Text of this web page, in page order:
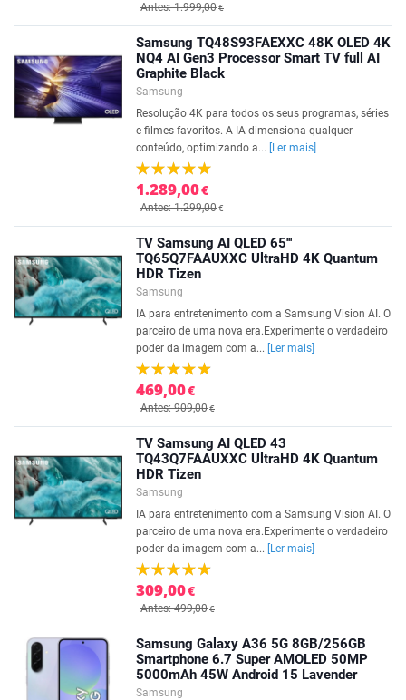
Antes: 1.999,00€
Samsung TQ48S93FAEXXC 48K OLED 4K
NQ4 AI Gen3 Processor Smart TV full AI
Graphite Black
Samsung
Resolução 4K para todos os seus programas, séries
e filmes favoritos. A IA dimensiona qualquer
conteúdo, optimizando a...
[Ler mais]
1.289,00€
Antes: 1.299,00€
TV Samsung AI QLED 65'''
TQ65Q7FAAUXXC UltraHD 4K Quantum
HDR Tizen
Samsung
IA para entretenimento com a Samsung Vision AI. O
parceiro de uma nova era.Experimente o verdadeiro
poder da imagem com a...
[Ler mais]
469,00€
Antes: 909,00€
TV Samsung AI QLED 43
TQ43Q7FAAUXXC UltraHD 4K Quantum
HDR Tizen
Samsung
IA para entretenimento com a Samsung Vision AI. O
parceiro de uma nova era.Experimente o verdadeiro
poder da imagem com a...
[Ler mais]
309,00€
Antes: 499,00€
Samsung Galaxy A36 5G 8GB/256GB
Smartphone 6.7 Super AMOLED 50MP
5000mAh 45W Android 15 Lavender
Samsung